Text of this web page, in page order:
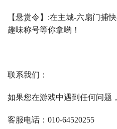
【悬赏令】 :在主城-六扇门捕
趣味称号等你拿哟！
联系我们：
如果您在游戏中遇到任何问题
客服电话： 010-64520255